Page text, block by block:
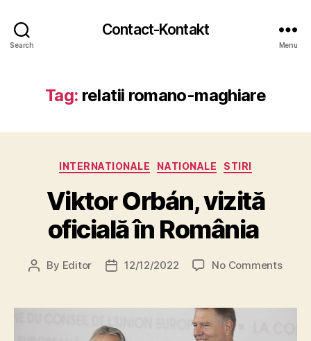
Search
Contact-Kontakt
Menu
Tag: relatii romano-maghiare
Categories
INTERNATIONALE NATIONALE STIRI
Viktor Orbán, vizită
oficială în România
Post
By Editor
Post12/12/2022 No Commentson
vizită